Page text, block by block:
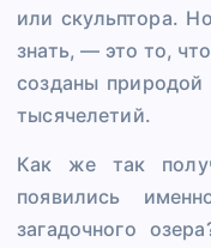
или скульптора.
знать, — это то,
созданы
тысячелетий.
Как же так
появились
загадочного